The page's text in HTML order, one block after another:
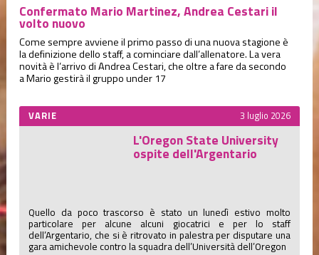
Confermato Mario Martinez, Andrea Cestari il
volto nuovo
Come sempre avviene il primo passo di una nuova stagione è
la definizione dello staff, a cominciare dall’allenatore. La vera
novità è l’arrivo di Andrea Cestari, che oltre a fare da secondo
a Mario gestirà il gruppo under 17
VARIE 3 luglio 2026
L'Oregon State University
ospite dell'Argentario
Quello da poco trascorso è stato un lunedì estivo molto
particolare per alcune alcuni giocatrici e per lo staff
dell’Argentario, che si è ritrovato in palestra per disputare una
gara amichevole contro la squadra dell’Università dell’Oregon